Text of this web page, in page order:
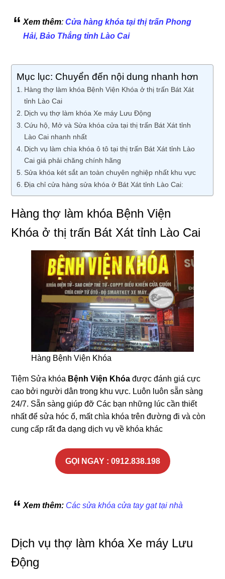
Xem thêm:Cửa hàng khóa tại thị trấn Phong
Hải, Bảo Thắng tỉnh Lào Cai
Mục lục: Chuyển đến nội dung nhanh hơn
Hàng thợ làm khóa Bệnh Viện Khóa ở thị trấn Bát Xát
tỉnh Lào Cai
Dịch vụ thợ làm khóa Xe máy Lưu Động
Cứu hộ, Mở và Sửa khóa cửa tại thị trấn Bát Xát tỉnh
Lào Cai nhanh nhất
Dịch vụ làm chìa khóa ô tô tại thị trấn Bát Xát tỉnh Lào
Cai giá phải chăng chính hãng
Sửa khóa két sắt an toàn chuyên nghiệp nhất khu vực
Địa chỉ cửa hàng sửa khóa ở Bát Xát tỉnh Lào Cai:
Hàng thợ làm khóa Bệnh Viện
Khóa ở thị trấn Bát Xát tỉnh Lào Cai
Hàng Bệnh Viện Khóa
Tiệm Sửa khóa Bệnh Viện Khóa được đánh giá cực
cao bởi người dân trong khu vực. Luôn luôn sẵn sàng
24/7. Sẵn sàng giúp đỡ Các bạn những lúc cần thiết
nhất để sửa hóc ổ, mất chìa khóa trên đường đi và còn
cung cấp rất đa dạng dịch vụ về khóa khác
GỌI NGAY : 0912.838.198
Xem thêm: Các sửa khóa cửa tay gạt tại nhà
Dịch vụ thợ làm khóa Xe máy Lưu
Động